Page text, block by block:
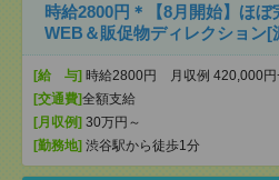
時給2800円＊【8月開始】ほぼ
WEB＆販促物ディレクション[
[給 与] 時給2800円 月収例 420,000円
[交通費]全額支給
[月収例] 30万円～
[勤務地] 渋谷駅から徒歩1分